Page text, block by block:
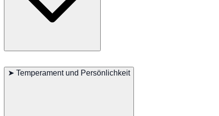
energiegeladen. Sie genießen Aktivitäten wie Laufen, Apportieren
➤ Temperament und Persönlichkeit